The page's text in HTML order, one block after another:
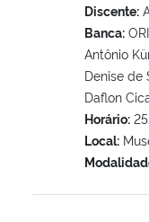
Discente:
Banca:
Antônio
Denise de
Daflon
Horário:
Local: